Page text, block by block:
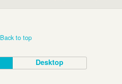
Back to top
Desktop